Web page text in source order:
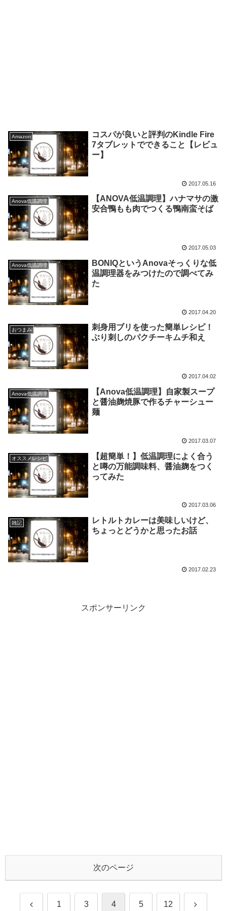
Amazon
コスパが良いと評判のKindle Fire
7タブレットでできること【レビュ
ー】
2017.05.16
Anova低温調理
【ANOVA低温調理】ハナマサの激
安合鴨もも肉でつくる鴨南蛮そば
2017.05.03
Anova低温調理
BONIQというAnovaそっくりな低
温調理器をみつけたので調べてみ
た
2017.04.20
おつまみ
刺身用ブリを使った簡単レシピ！
ぶり刺しのパクチーキムチ和え
2017.04.02
Anova低温調理
【Anova低温調理】自家製スープ
と醤油麹焼豚で作るチャーシュー
麺
2017.03.07
オススメレシピ
【超簡単！】低温調理によく合う
と噂の万能調味料、醤油麹をつく
ってみた
2017.03.06
雑記
レトルトカレーは美味しいけど、
ちょっとどうかと思ったお話
2017.02.23
スポンサーリンク
次のページ
前 1 3 4 5 12 次